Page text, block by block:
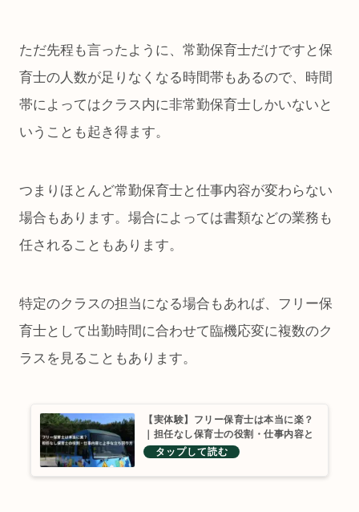
ただ先程も言ったように、常勤保育士だけですと保
育士の人数が足りなくなる時間帯もあるので、時間
帯によってはクラス内に非常勤保育士しかいないと
いうことも起き得ます。
つまりほとんど常勤保育士と仕事内容が変わらない
場合もあります。場合によっては書類などの業務も
任されることもあります。
特定のクラスの担当になる場合もあれば、フリー保
育士として出勤時間に合わせて臨機応変に複数のク
ラスを見ることもあります。
【実体験】フリー保育士は本当に楽？
｜担任なし保育士の役割・仕事内容と
上手な立ち回り方